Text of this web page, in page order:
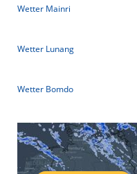
Wetter Mainri
Wetter Lunang
Wetter Bomdo